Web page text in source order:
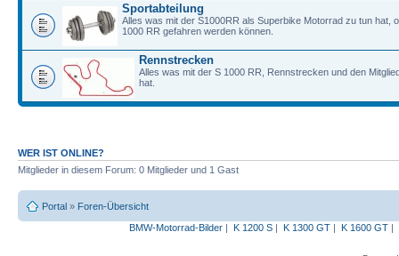
Sportabteilung
Alles was mit der S1000RR als Superbike Motorrad zu tun hat,
1000 RR gefahren werden können.
Rennstrecken
Alles was mit der S 1000 RR, Rennstrecken und den
hat.
WER IST ONLINE?
Mitglieder in diesem Forum: 0 Mitglieder und 1 Gast
Portal » Foren-Übersicht
BMW-Motorrad-Bilder| K 1200 S| K 1300 GT| K 1600 GT|